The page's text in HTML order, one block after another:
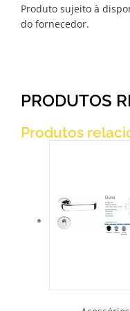
Produto sujeito à
do fornecedor.
PRODUTOS
Produtos